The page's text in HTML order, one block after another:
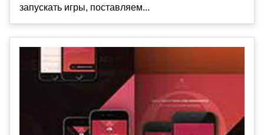
запускать игры, поставляем...